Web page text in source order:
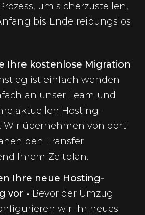
um sicherzustellen,
bis Ende reibungslos
Ihre kostenlose Migration
ist einfach wenden
an unser Team und
aktuellen Hosting-
Wir übernehmen von dort
den Transfer
Ihrem Zeitplan.
Ihre neue Hosting-
vor - Bevor der Umzug
wir Ihr neues